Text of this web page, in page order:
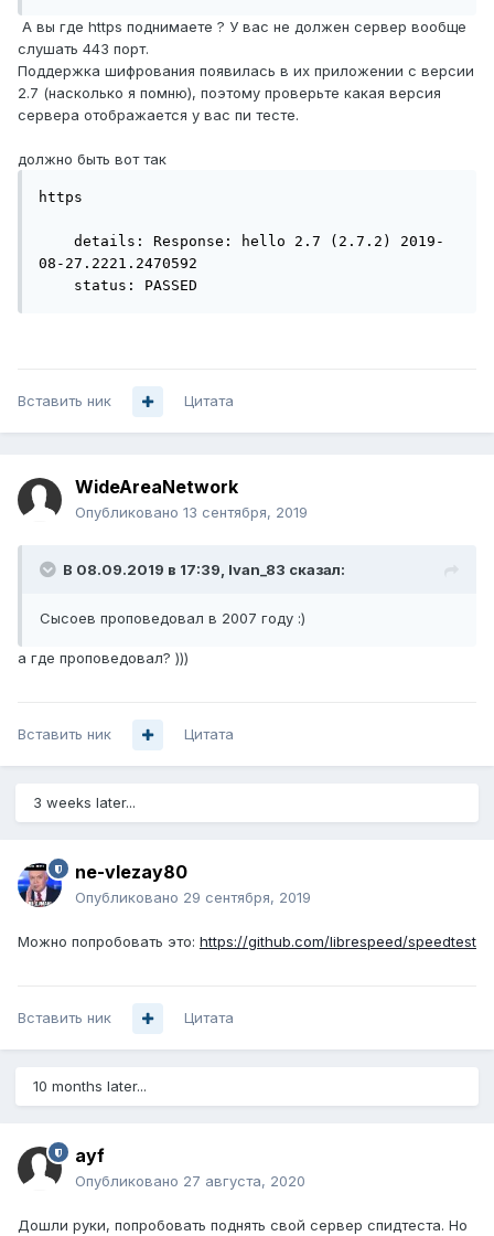
tip: The detected cross domain policy
allows all domains to test to this server.
For more information on securing your Ookla
Server, please see Ookla Server Daemon
Advanced Configuration
https
problem: self signed certificate
status: FAILED
А вы где https поднимаете ? У вас не должен сервер вообще
слушать 443 порт.
Поддержка шифрования появилась в их приложении с версии
2.7 (насколько я помню), поэтому проверьте какая версия
сервера отображается у вас пи тесте.
должно быть вот так
https
08-27.2221.2470592
    status: PASSED
Вставить ник Цитата
WideAreaNetwork
Опубликовано 13 сентября, 2019
В 08.09.2019 в 17:39, Ivan_83 сказал:
Сысоев проповедовал в 2007 году :)
а где проповедовал? )))
Вставить ник Цитата
3 weeks later...
ne-vlezay80
Опубликовано 29 сентября, 2019
Можно попробовать это: https://github.com/librespeed/speedtest
Вставить ник Цитата
10 months later...
ayf
Опубликовано 27 августа, 2020
Дошли руки, попробовать поднять свой сервер спидтеста. Но